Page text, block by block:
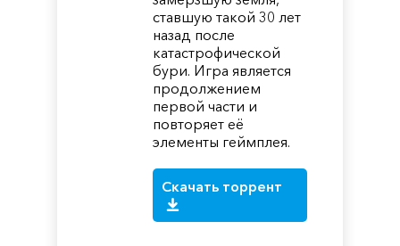
ставшую такой 30 лет
назад после
катастрофической
бури. Игра является
продолжением
первой части и
повторяет её
элементы геймплея.
Скачать торрент